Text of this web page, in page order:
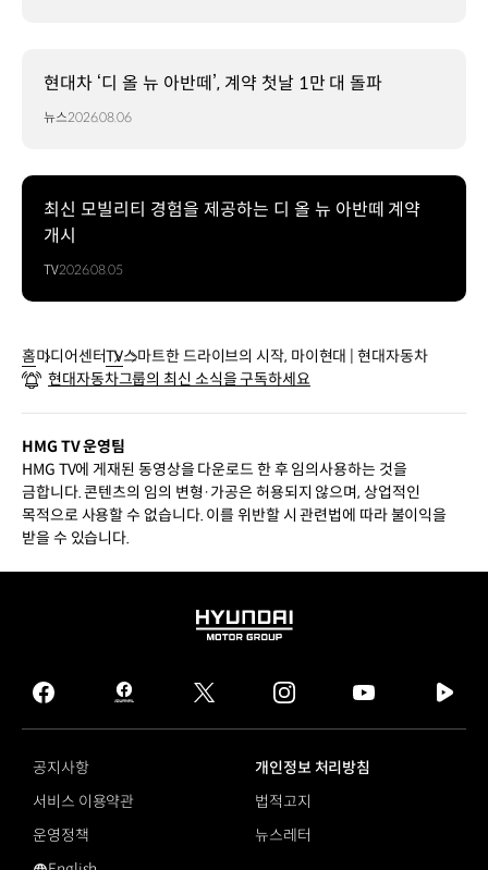
현대차 ‘디 올 뉴 아반떼’, 계약 첫날 1만 대 돌파
뉴스2026.08.06
최신 모빌리티 경험을 제공하는 디 올 뉴 아반떼 계약
개시
TV2026.08.05
홈미디어센터TV스마트한 드라이브의 시작, 마이현대 | 현대자동차
현대자동차그룹의 최신 소식을 구독하세요
HMG TV 운영팀
HMG TV에 게재된 동영상을 다운로드 한 후 임의사용하는 것을
금합니다. 콘텐츠의 임의 변형·가공은 허용되지 않으며, 상업적인
목적으로 사용할 수 없습니다. 이를 위반할 시 관련법에 따라 불이익을
받을 수 있습니다.
HYUNDAI
GROUP
facebook
hmg
journal
twitter instagram
tv
공지사항
개인정보 처리방침
서비스 이용약관
법적고지
운영정책
뉴스레터